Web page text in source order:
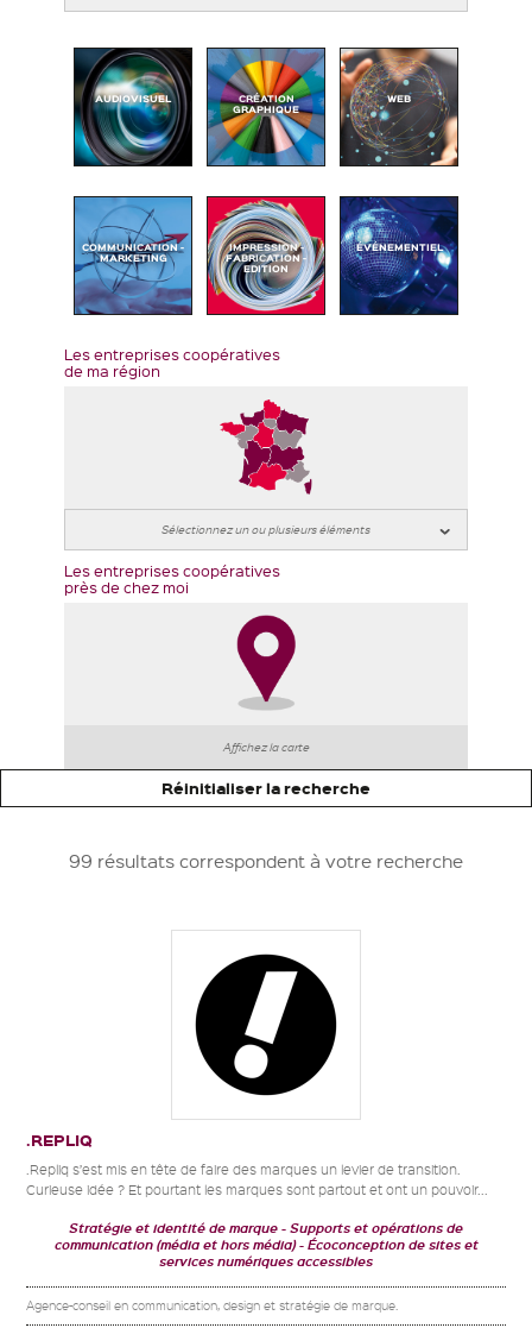
AUDIOVISUEL CRÉATION
GRAPHIQUE
WEB
COMMUNICATION -
MARKETING
IMPRESSION -
FABRICATION -
EDITION
ÉVÉNEMENTIEL
Les entreprises coopératives
de ma région
Les entreprises coopératives
près de chez moi
Affichez la carte
Réinitialiser la recherche
99 résultats correspondent à votre recherche
.REPLIQ
.Repliq s’est mis en tête de faire des marques un levier de transition.
Curieuse idée ? Et pourtant les marques sont partout et ont un pouvoir...
Stratégie et identité de marque
Supports et opérations de
communication (média et hors média)
Écoconception de sites et
services numériques accessibles
Agence-conseil en communication, design et stratégie de marque.